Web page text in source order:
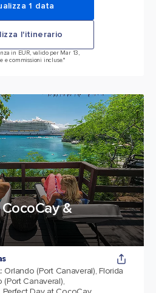
1 data
l'itinerario
in EUR, valido per Mar 13,
e commissioni incluse.*
&
: Orlando (Port Canaveral), Florida
(Port Canaveral),